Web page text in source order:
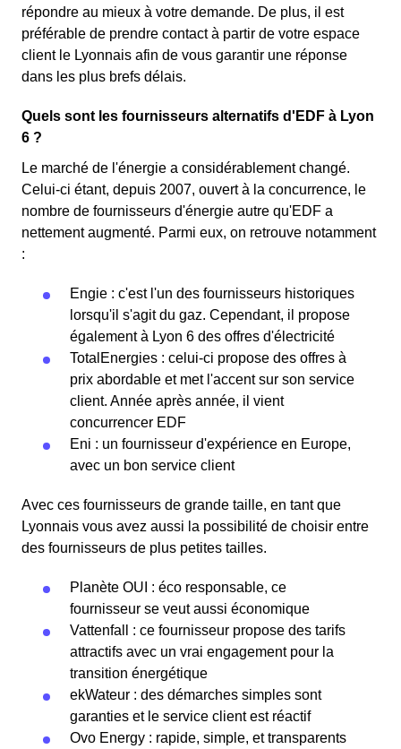
répondre au mieux à votre demande. De plus, il est
préférable de prendre contact à partir de votre espace
client le Lyonnais afin de vous garantir une réponse
dans les plus brefs délais.
Quels sont les fournisseurs alternatifs d'EDF à Lyon
6 ?
Le marché de l'énergie a considérablement changé.
Celui-ci étant, depuis 2007, ouvert à la concurrence, le
nombre de fournisseurs d'énergie autre qu'EDF a
nettement augmenté. Parmi eux, on retrouve notamment
:
Engie : c'est l'un des fournisseurs historiques
lorsqu'il s'agit du gaz. Cependant, il propose
également à Lyon 6 des offres d'électricité
TotalEnergies : celui-ci propose des offres à
prix abordable et met l'accent sur son service
client. Année après année, il vient
concurrencer EDF
Eni : un fournisseur d'expérience en Europe,
avec un bon service client
Avec ces fournisseurs de grande taille, en tant que
Lyonnais vous avez aussi la possibilité de choisir entre
des fournisseurs de plus petites tailles.
Planète OUI : éco responsable, ce
fournisseur se veut aussi économique
Vattenfall : ce fournisseur propose des tarifs
attractifs avec un vrai engagement pour la
transition énergétique
ekWateur : des démarches simples sont
garanties et le service client est réactif
Ovo Energy : rapide, simple, et transparents